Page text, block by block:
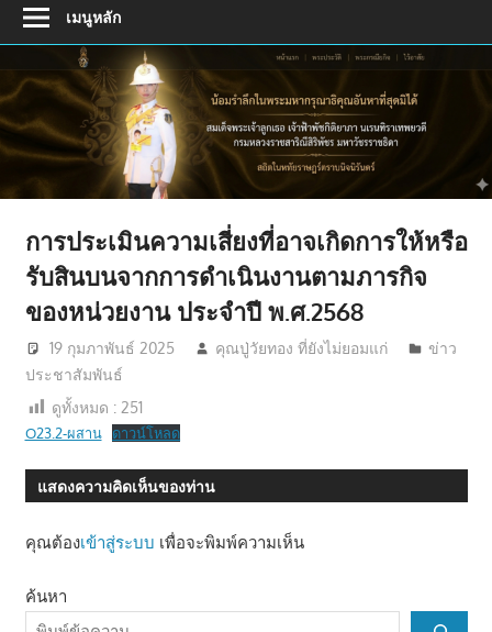
เสพ
ติด
การ
คมนาคม
สะดวก
เศรษฐกิจ
คุณภาพ
ชีวิต
เมนูหลัก
การประเมินความเสี่ยงที่อาจเกิดการให้หรือ
รับสินบนจากการดำเนินงานตามภารกิจ
ของหน่วยงาน ประจำปี พ.ศ.2568
19 กุมภาพันธ์ 2025 คุณปู่วัยทอง ที่ยังไม่ยอมแก่
ข่าว
ประชาสัมพันธ์
ดูทั้งหมด : 251
O23.2-ผสาน ดาวน์โหลด
แสดงความคิดเห็นของท่าน
คุณต้องเข้าสู่ระบบ เพื่อจะพิมพ์ความเห็น
ค้นหา